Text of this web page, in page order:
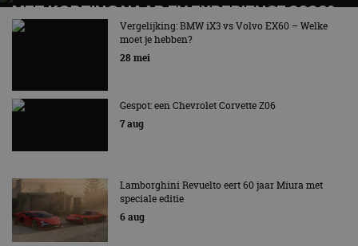
MET KORTING NAAR EV EXPERIENCE 2026?
AUTORAI REGELT HET!
EV Experience 2026 van 24 tot 26 september
Vergelijking: BMW iX3 vs Volvo EX60 – Welke
moet je hebben?
28 mei
Gespot: een Chevrolet Corvette Z06
7 aug
Lamborghini Revuelto eert 60 jaar Miura met
speciale editie
6 aug